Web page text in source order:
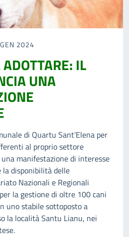
2024
IL
UNA
di Quartu Sant’Elena per
al proprio settore
manifestazione di interesse
disponibilità delle
Nazionali e Regionali
la gestione di oltre 100 cani
uno stabile sottoposto a
la località Santu Lianu, nei